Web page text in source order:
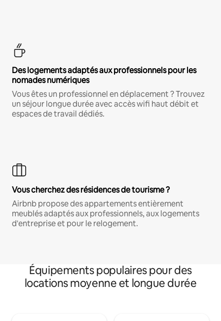
Des logements adaptés aux professionnels pour les
nomades numériques
Vous êtes un professionnel en déplacement ? Trouvez
un séjour longue durée avec accès wifi haut débit et
espaces de travail dédiés.
Vous cherchez des résidences de tourisme ?
Airbnb propose des appartements entièrement
meublés adaptés aux professionnels, aux logements
d'entreprise et pour le relogement.
Équipements populaires pour des
locations moyenne et longue durée